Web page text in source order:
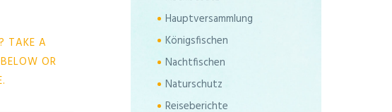
TAKE A
OR
.
Hauptversammlung
Königsfischen
Nachtfischen
Naturschutz
Reiseberichte